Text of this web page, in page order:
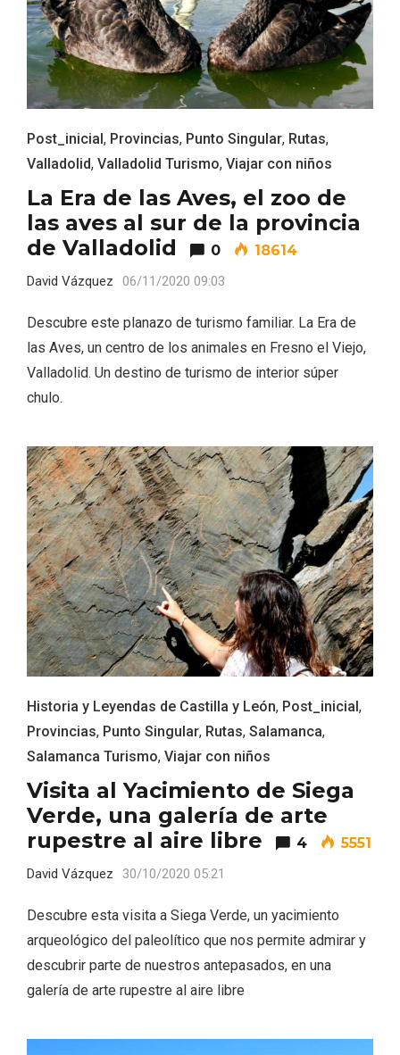
Post_inicial, Provincias, Punto Singular, Rutas,
Valladolid, Valladolid Turismo, Viajar con niños
La Era de las Aves, el zoo de
las aves al sur de la provincia
de Valladolid
0 18614
David Vázquez 06/11/2020 09:03
Descubre este planazo de turismo familiar. La Era de
las Aves, un centro de los animales en Fresno el Viejo,
Valladolid. Un destino de turismo de interior súper
chulo.
Historia y Leyendas de Castilla y León, Post_inicial ,
Provincias, Punto Singular, Rutas, Salamanca,
Salamanca Turismo, Viajar con niños
Visita al Yacimiento de Siega
Verde, una galería de arte
rupestre al aire libre
4 5551
David Vázquez 30/10/2020 05:21
Descubre esta visita a Siega Verde, un yacimiento
arqueológico del paleolítico que nos permite admirar y
descubrir parte de nuestros antepasados, en una
galería de arte rupestre al aire libre
V Feria Europea del Queso 2026 en
Serrada
La zonificación como recurso turístico
de la Ruta del Vino de Rueda
IV Edición del Festival de Narración Oral,